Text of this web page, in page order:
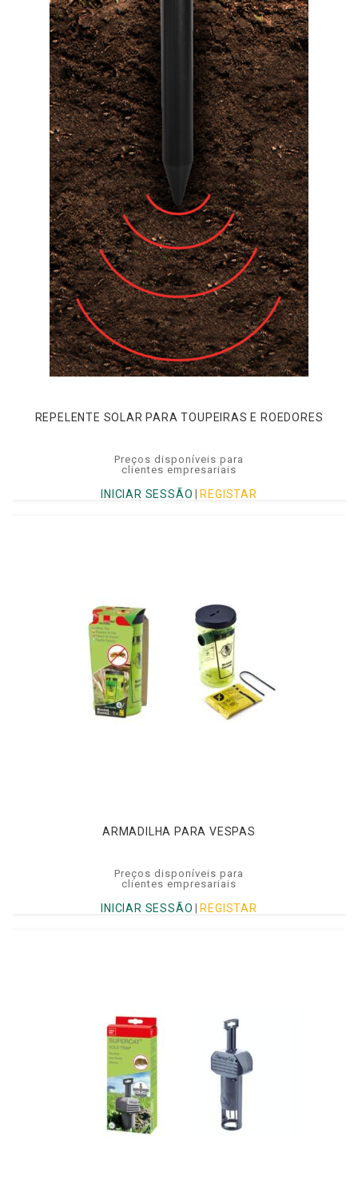
REPELENTE SOLAR PARA TOUPEIRAS E ROEDORES
Preços disponíveis para
clientes empresariais
INICIAR SESSÃO REGISTAR
ARMADILHA PARA VESPAS
Preços disponíveis para
clientes empresariais
INICIAR SESSÃO REGISTAR